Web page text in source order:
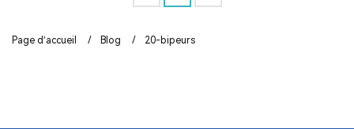
Page d’accueil / Blog / 20-bipeurs